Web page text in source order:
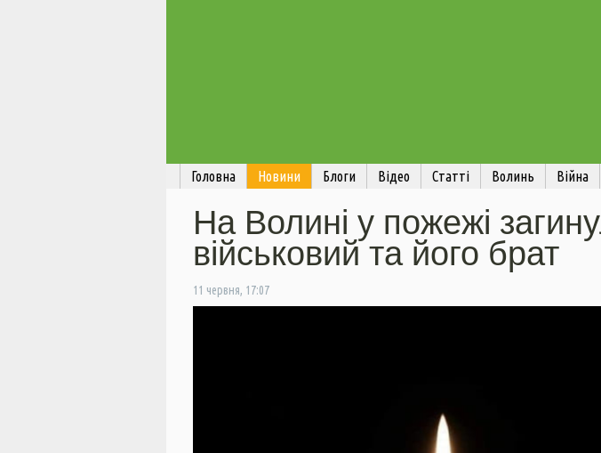
Головна Новини Блоги Відео Статті Волинь Війна
На Волині у пожежі
військовий та його брат
11 червня, 17:07